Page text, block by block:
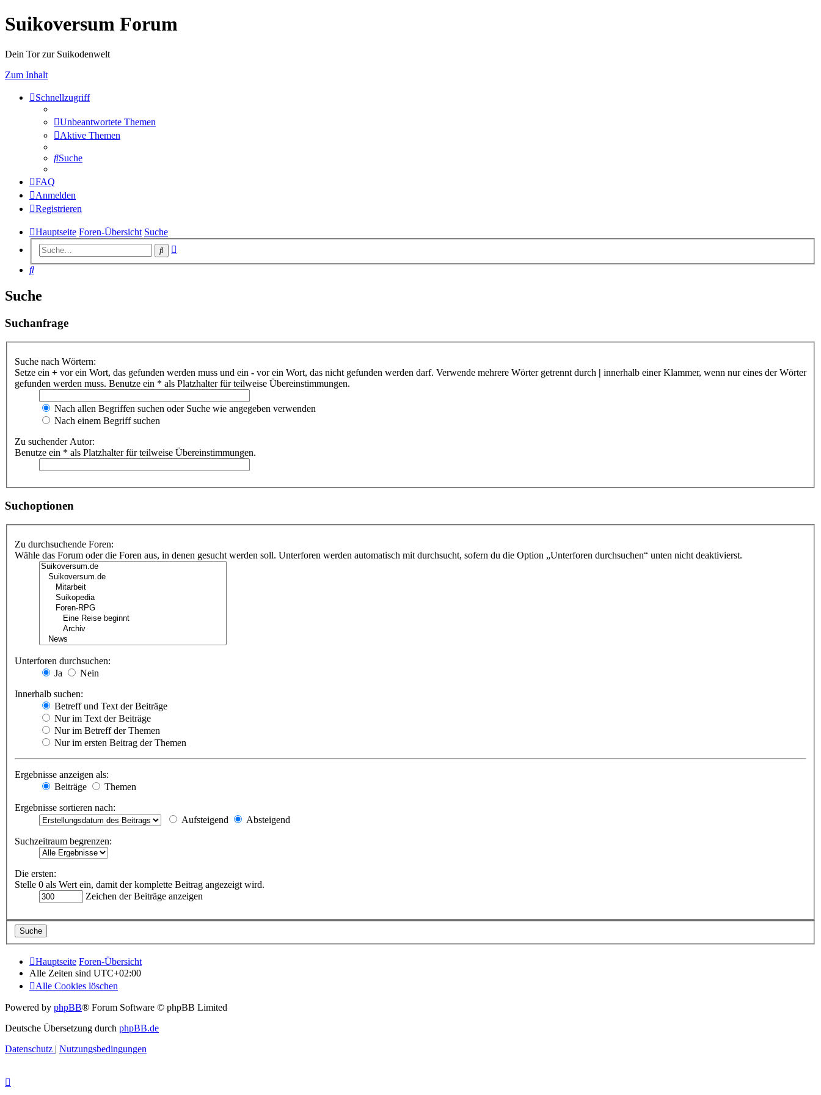
Suikoversum Forum
Dein Tor zur Suikodenwelt
Zum Inhalt
Schnellzugriff
Unbeantwortete Themen
Aktive Themen
Suche
FAQ
Anmelden
Registrieren
Hauptseite Foren-Übersicht Suche
Suche
Suche
Suche
Suchanfrage
Suche nach Wörtern:
Setze ein + vor ein Wort, das gefunden werden muss und ein - vor ein Wort, das nicht gefunden werden darf. Verwende mehrere Wörter getrennt durch | innerhalb einer Klammer, wenn nur eines der Wörter
gefunden werden muss. Benutze ein * als Platzhalter für teilweise Übereinstimmungen.
Nach allen Begriffen suchen oder Suche wie angegeben verwenden
Nach einem Begriff suchen
Zu suchender Autor:
Benutze ein * als Platzhalter für teilweise Übereinstimmungen.
Suchoptionen
Zu durchsuchende Foren:
Wähle das Forum oder die Foren aus, in denen gesucht werden soll. Unterforen werden automatisch mit durchsucht, sofern du die Option „Unterforen durchsuchen“ unten nicht deaktivierst.
Unterforen durchsuchen:
Ja
Nein
Innerhalb suchen:
Betreff und Text der Beiträge
Nur im Text der Beiträge
Nur im Betreff der Themen
Nur im ersten Beitrag der Themen
Ergebnisse anzeigen als:
Beiträge
Themen
Ergebnisse sortieren nach:
Aufsteigend
Absteigend
Suchzeitraum begrenzen:
Die ersten:
Stelle 0 als Wert ein, damit der komplette Beitrag angezeigt wird.
Zeichen der Beiträge anzeigen
Hauptseite Foren-Übersicht
Alle Zeiten sind UTC+02:00
Alle Cookies löschen
Powered by phpBB® Forum Software © phpBB Limited
Deutsche Übersetzung durch phpBB.de
Datenschutz | Nutzungsbedingungen